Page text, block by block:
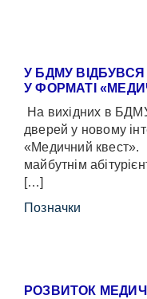
У БДМУ
У ФОРМАТІ
На вихідних в
дверей у новому
«Медичний квест».
майбутнім
[…]
Позначки
РОЗВИТОК